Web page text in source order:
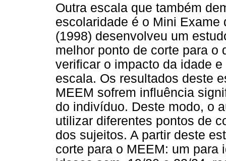
Outra escala que também
escolaridade é o Mini Exame
(1998) desenvolveu um
melhor ponto de corte para o
verificar o impacto da idade
escala. Os resultados deste
MEEM sofrem influência
do indivíduo. Deste modo, o
utilizar diferentes pontos de
dos sujeitos. A partir deste
corte para o MEEM: um para